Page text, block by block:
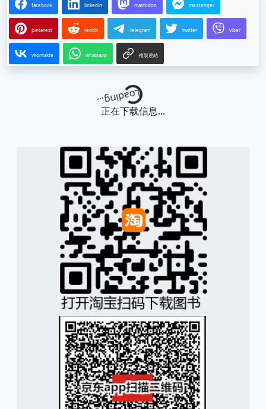
facebook linkedin mastodon messenger
pinterest reddit telegram twitter viber
vkontakte whatsapp 複製連結
Loading...
正在下载信息...